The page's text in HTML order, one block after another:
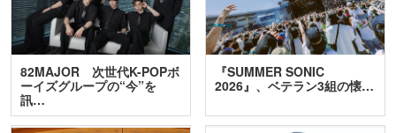
82MAJOR 次世代K-POPボ
ーイズグループの“今”を
訊…
『SUMMER SONIC
2026』、ベテラン3組の懐…